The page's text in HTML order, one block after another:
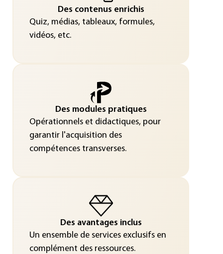
Des contenus enrichis
Quiz, médias, tableaux, formules,
vidéos, etc.
Des modules pratiques
Opérationnels et didactiques, pour
garantir l'acquisition des
compétences transverses.
Des avantages inclus
Un ensemble de services exclusifs en
complément des ressources.